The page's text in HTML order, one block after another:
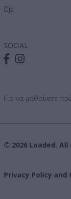
Djs
SOCIAL
Για να μαθαίνετε
© 2026 Loaded.
Privacy Policy